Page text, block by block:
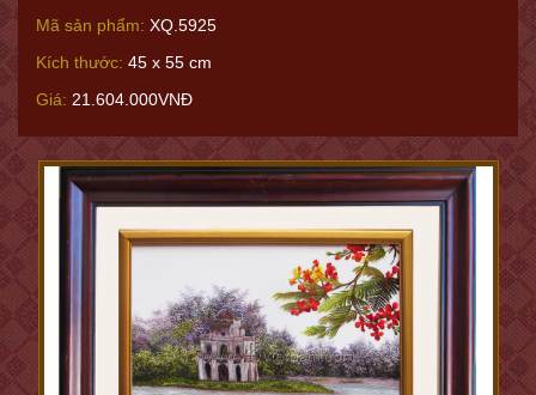
Mã sản phẩm: XQ.5925
Kích thước: 45 x 55 cm
Giá: 21.604.000VNĐ